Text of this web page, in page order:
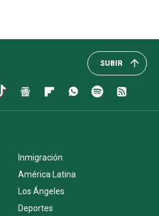
SUBIR
Inmigración
América Latina
Los Ángeles
Deportes